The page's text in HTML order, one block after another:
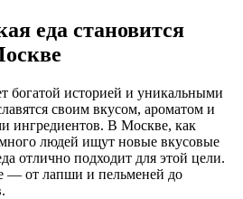
еда становится
богатой историей и уникальными
своим вкусом, ароматом и
ингредиентов. В Москве, как
людей ищут новые вкусовые
отлично подходит для этой цели.
— от лапши и пельменей до